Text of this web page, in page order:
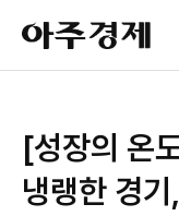
아
주
경
[성장의 온
냉랭한 경